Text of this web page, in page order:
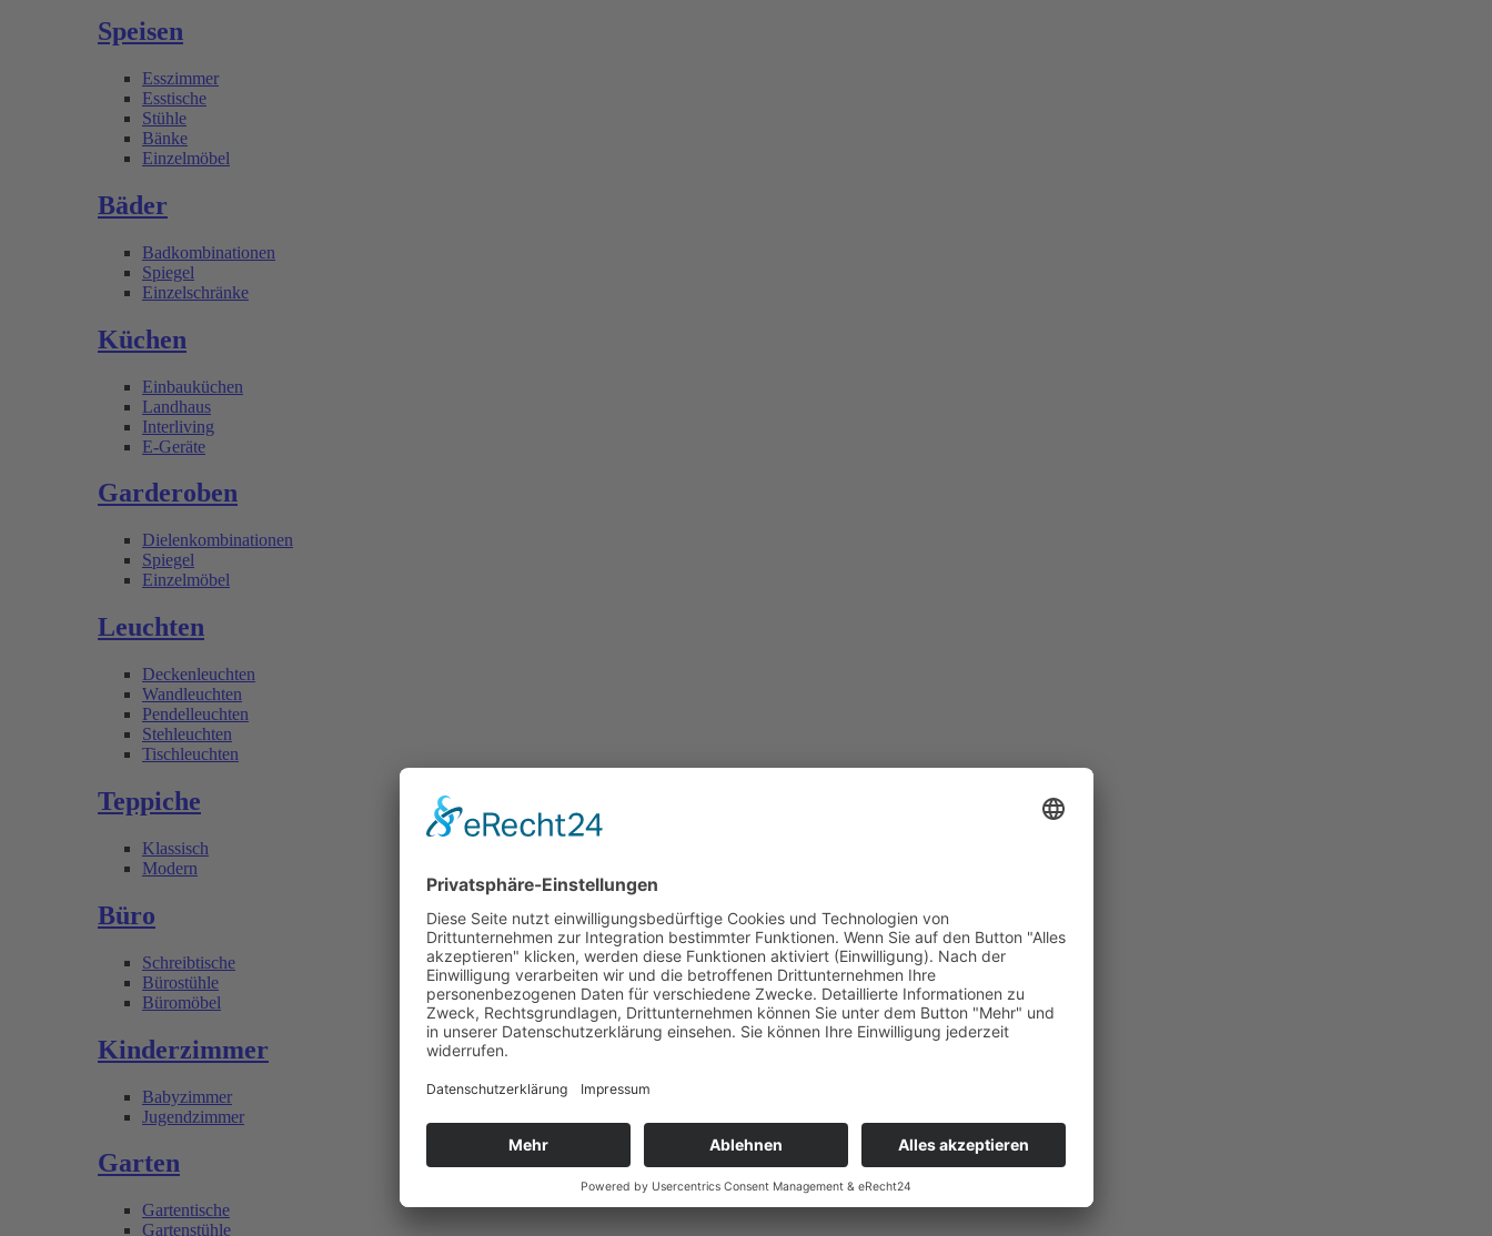
Speisen
Esszimmer
Esstische
Stühle
Bänke
Einzelmöbel
Bäder
Badkombinationen
Spiegel
Einzelschränke
Küchen
Einbauküchen
Landhaus
Interliving
E-Geräte
Garderoben
Dielenkombinationen
Spiegel
Einzelmöbel
Leuchten
Deckenleuchten
Wandleuchten
Pendelleuchten
Stehleuchten
Tischleuchten
Teppiche
Klassisch
Modern
Büro
Schreibtische
Bürostühle
Büromöbel
Kinderzimmer
Babyzimmer
Jugendzimmer
Garten
Gartentische
Gartenstühle